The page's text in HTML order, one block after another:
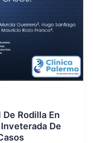
De Rodilla En
De